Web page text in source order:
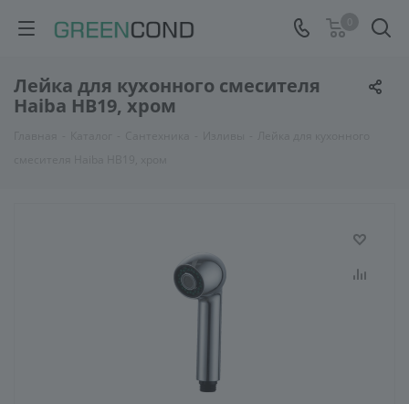
Лейка для кухонного смесителя
Haiba HB19, хром